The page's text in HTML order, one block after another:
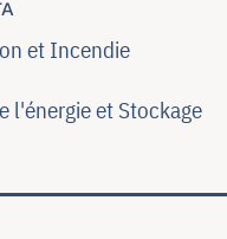
et Incendie
l'énergie et Stockage